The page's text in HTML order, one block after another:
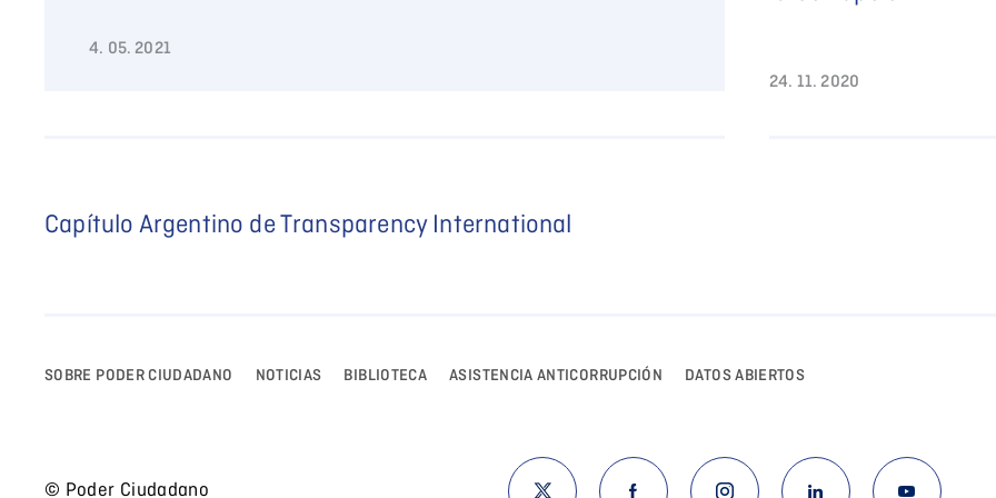
4. 05. 2021
24. 11. 2020
Capítulo Argentino de Transparency International
SOBRE PODER CIUDADANO NOTICIAS BIBLIOTECA ASISTENCIA ANTICORRUPCIÓN DATOS ABIERTOS
© Poder Ciudadano